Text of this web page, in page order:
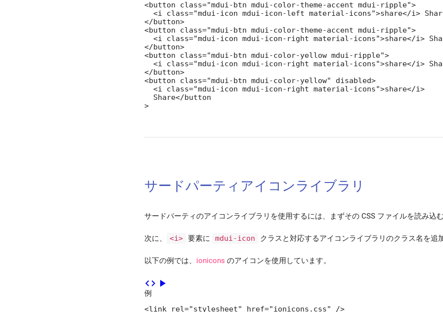
<button class="mdui-btn mdui-color-theme-accent mdui-ripple">
<i class="mdui-icon mdui-icon-left material-icons">share</i>
</button>
<button class="mdui-btn mdui-color-theme-accent mdui-ripple">
<i class="mdui-icon mdui-icon-right material-icons">share</i>
</button>
<button class="mdui-btn mdui-color-yellow mdui-ripple">
<i class="mdui-icon mdui-icon-right material-icons">share</i>
</button>
<button class="mdui-btn mdui-color-yellow" disabled>
  <i class="mdui-icon mdui-icon-right material-icons">share</i>
  Share</button
>
サードパーティアイコンライブラリ
サードパーティのアイコンライブラリを使用するには、まずその CSS ファイルを読み込
次に、 <i> 要素に mdui-icon クラスと対応するアイコンライブラリのクラス名を追
以下の例では、 ionicons のアイコンを使用しています。
code play_arrow
例
<link rel="stylesheet" href="ionicons.css" />